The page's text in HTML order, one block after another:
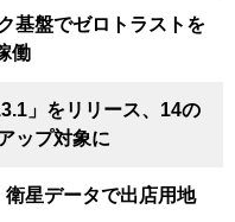
基盤でゼロトラストを
働
」をリリース、14の
ップ対象に
星データで出店用地